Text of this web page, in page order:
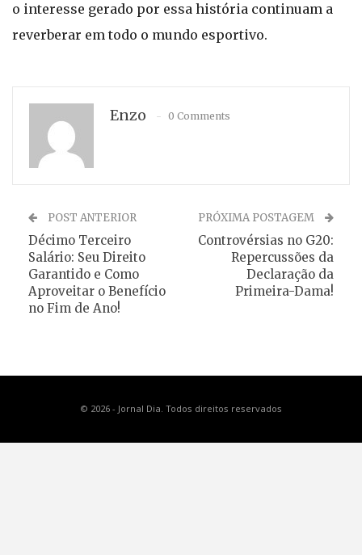
o interesse gerado por essa história continuam a
reverberar em todo o mundo esportivo.
Enzo 0 Comments
POST ANTERIOR
Décimo Terceiro
Salário: Seu Direito
Garantido e Como
Aproveitar o Benefício
no Fim de Ano!
PRÓXIMA POSTAGEM
Controvérsias no G20:
Repercussões da
Declaração da
Primeira-Dama!
© 2026 - Jornal Dia. Todos direitos reservados